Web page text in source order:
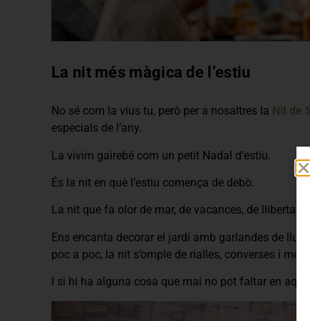
La nit més màgica de l’estiu
No sé com la vius tu, però per a nosaltres la Nit de
especials de l’any.
La vivim gairebé com un petit Nadal d’estiu.
És la nit en què l’estiu comença de debò.
La nit que fa olor de mar, de vacances, de llibertat
Ens encanta decorar el jardí amb garlandes de
poc a poc, la nit s’omple de rialles, converses i
I si hi ha alguna cosa que mai no pot faltar en